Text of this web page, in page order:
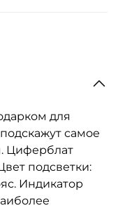
для
самое
Циферблат
подсветки:
Индикатор